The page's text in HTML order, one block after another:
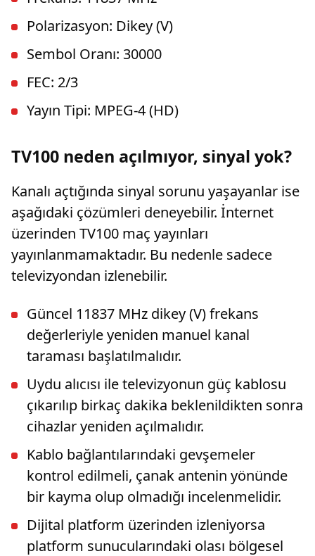
Polarizasyon: Dikey (V)
Sembol Oranı: 30000
FEC: 2/3
Yayın Tipi: MPEG-4 (HD)
TV100 neden açılmıyor, sinyal yok?
Kanalı açtığında sinyal sorunu yaşayanlar ise
aşağıdaki çözümleri deneyebilir. İnternet
üzerinden TV100 maç yayınları
yayınlanmamaktadır. Bu nedenle sadece
televizyondan izlenebilir.
Güncel 11837 MHz dikey (V) frekans
değerleriyle yeniden manuel kanal
taraması başlatılmalıdır.
Uydu alıcısı ile televizyonun güç kablosu
çıkarılıp birkaç dakika beklenildikten sonra
cihazlar yeniden açılmalıdır.
Kablo bağlantılarındaki gevşemeler
kontrol edilmeli, çanak antenin yönünde
bir kayma olup olmadığı incelenmelidir.
Dijital platform üzerinden izleniyorsa
platform sunucularındaki olası bölgesel